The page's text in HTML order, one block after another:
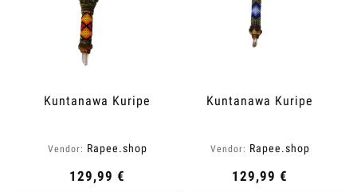
Kuntanawa Kuripe
Vendor: Rapee.shop
129,99 €
Kuntanawa Kuripe
Vendor: Rapee.shop
129,99 €